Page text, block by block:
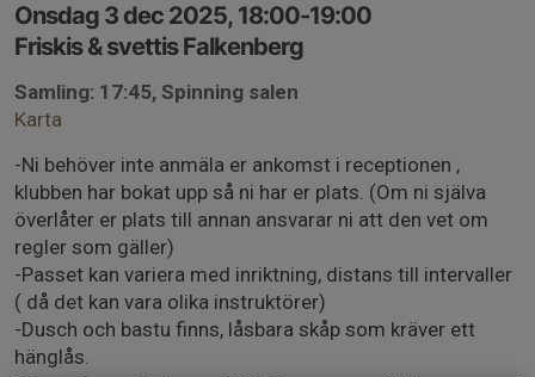
Onsdag 3 dec 2025, 18:00-19:00
Friskis & svettis Falkenberg
Samling: 17:45, Spinning salen
Karta
-Ni behöver inte anmäla er ankomst i receptionen ,
klubben har bokat upp så ni har er plats. (Om ni själva
överlåter er plats till annan ansvarar ni att den vet om
regler som gäller)
-Passet kan variera med inriktning, distans till intervaller
( då det kan vara olika instruktörer)
-Dusch och bastu finns, låsbara skåp som kräver ett
hänglås.